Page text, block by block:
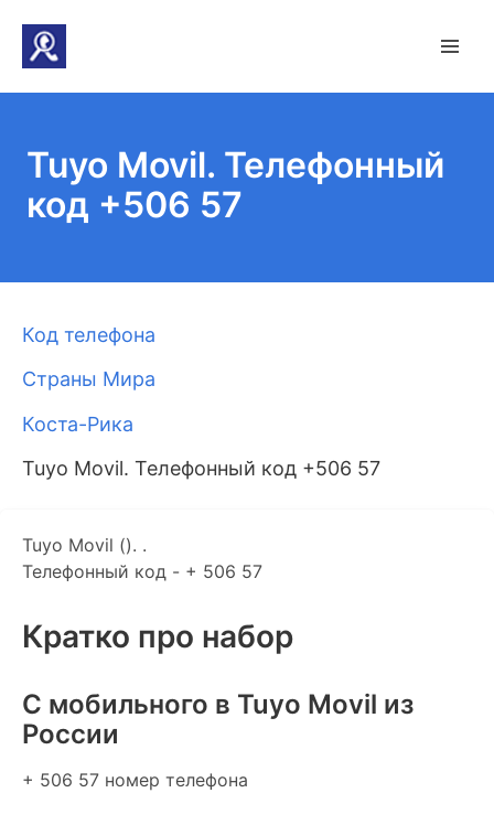
Tuyo Movil. Телефонный
код +506 57
Код телефона
Страны Мира
Коста-Рика
Tuyo Movil. Телефонный код +506 57
Tuyo Movil (). .
Телефонный код - + 506 57
Кратко про набор
C мобильного в Tuyo Movil из
России
+ 506 57 номер телефона